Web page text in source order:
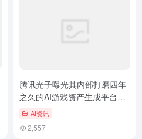
腾讯光子曝光其内部打磨四年
之久的AI游戏资产生成平台
Light AI，旨在打通从“单点生
里。
AI资讯
2,557